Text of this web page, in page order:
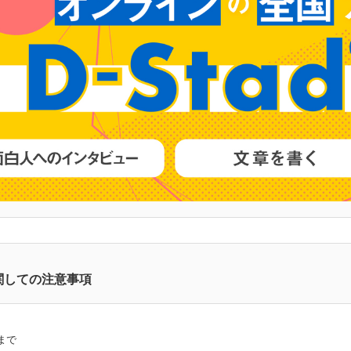
しての注意事項
で